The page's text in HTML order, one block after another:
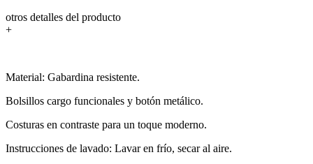
otros detalles del producto
+
Material: Gabardina resistente.
Bolsillos cargo funcionales y botón metálico.
Costuras en contraste para un toque moderno.
Instrucciones de lavado: Lavar en frío, secar al aire.